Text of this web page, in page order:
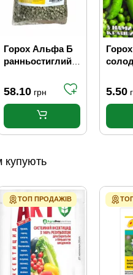
Горох Альфа Б
ранньостиглий
урожай
58.10 грн 5.50
купують
ТОП ПРОДАЖІВ